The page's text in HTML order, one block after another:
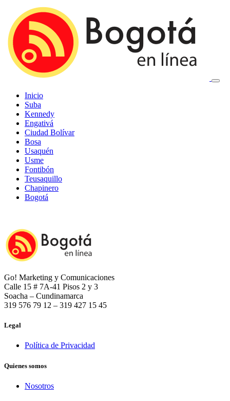
Inicio
Suba
Kennedy
Engativá
Ciudad Bolívar
Bosa
Usaquén
Usme
Fontibón
Teusaquillo
Chapinero
Bogotá
Go! Marketing y Comunicaciones
Calle 15 # 7A-41 Pisos 2 y 3
Soacha – Cundinamarca
319 576 79 12 – 319 427 15 45
Legal
Política de Privacidad
Quienes somos
Nosotros